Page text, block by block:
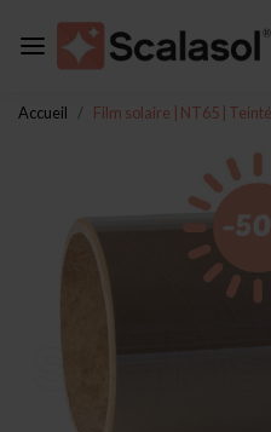
Accueil Film solaire | NT65 |
Page précédente